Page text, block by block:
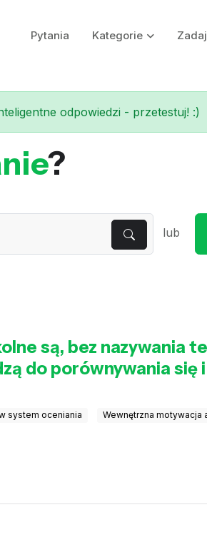
Pytania Kategorie
odpowiedzi - przetestuj! :)
?
lub
są, bez nazywania
do porównywania
system oceniania Wewnętrzna motywacja